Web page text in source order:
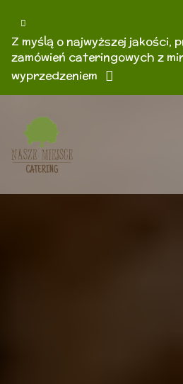
Z myślą o najwyższej jakości,
zamówień cateringowych z
wyprzedzeniem